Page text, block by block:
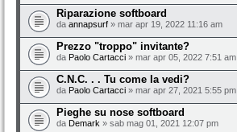
Riparazione softboard
da annapsurf » mar apr 19, 2022 11:16 am
Prezzo "troppo" invitante?
da Paolo Cartacci » mar apr 05, 2022 7:51 am
C.N.C. . . Tu come la vedi?
da Paolo Cartacci » mar apr 27, 2021 5:55 pm
Pieghe su nose softboard
da Demark » sab mag 01, 2021 12:07 pm